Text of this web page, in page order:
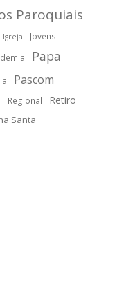
Paroquiais
Igreja Jovens
Papa
Pascom
Regional Retiro
Santa